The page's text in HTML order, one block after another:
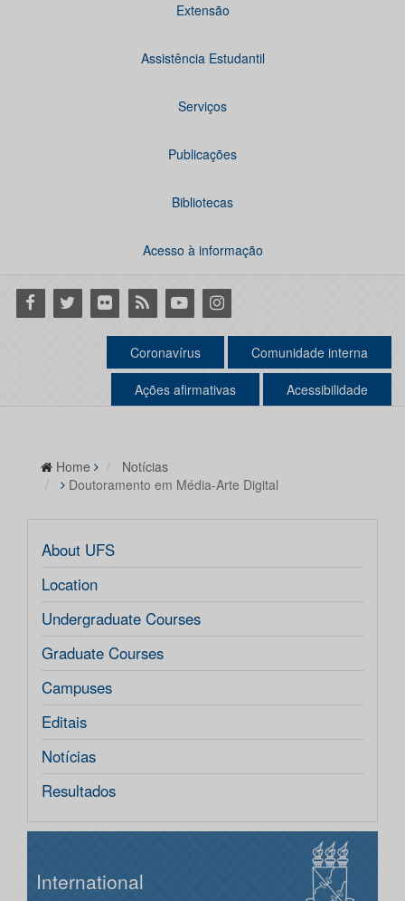
Extensão
Assistência Estudantil
Serviços
Publicações
Bibliotecas
Acesso à informação
Facebook
Twitter Flickr RSS YoutubeInstagram
Coronavírus Comunidade interna
Ações afirmativas Acessibilidade
Home
Notícias
Doutoramento em Média-Arte Digital
About UFS
Location
Undergraduate Courses
Graduate Courses
Campuses
Editais
Notícias
Resultados
International